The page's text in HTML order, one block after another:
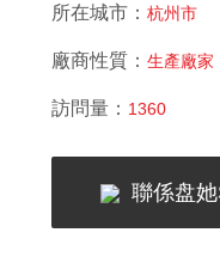
所在城市： 杭州市
廠商性質： 生產廠家
訪問量： 1360
聯係盘她